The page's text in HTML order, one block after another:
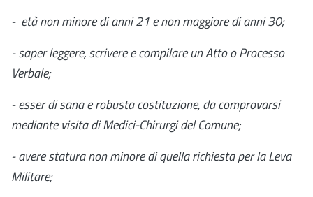
- età non minore di anni 21 e non maggiore di anni 30;
- saper leggere, scrivere e compilare un Atto o Processo
Verbale;
- esser di sana e robusta costituzione, da comprovarsi
mediante visita di Medici-Chirurgi del Comune;
- avere statura non minore di quella richiesta per la Leva
Militare;